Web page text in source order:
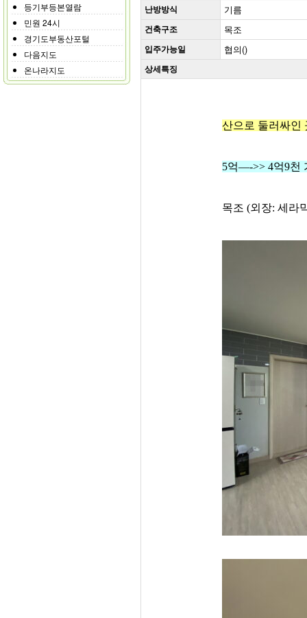
등기부등본열람
민원 24시
경기도부동산포털
다음지도
온나라지도
난방방식 기름
건축구조 목조
입주가능일 협의()
상세특징
산으로 둘러싸인
5억—->> 4억9천
목조 (외장: 세라